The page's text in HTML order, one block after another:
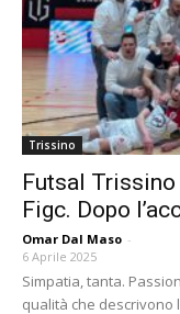
Trissino
Futsal
Figc. Dopo
Omar Dal Maso -
6 Aprile 2025
Simpatia, tanta.
qualità che descrivono